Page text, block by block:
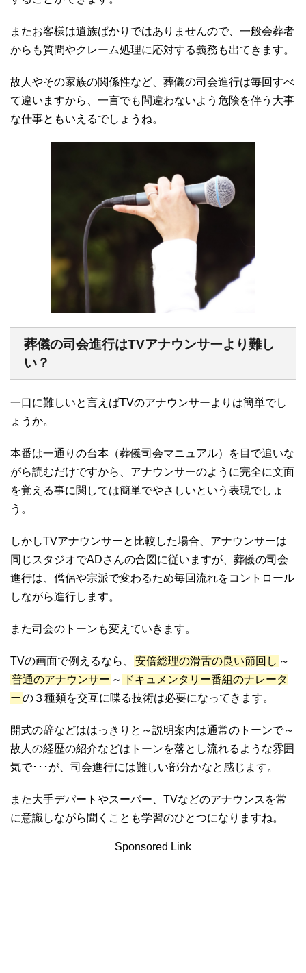
またお客様は遺族ばかりではありませんので、一般会葬者
からも質問やクレーム処理に応対する義務も出てきます。
故人やその家族の関係性など、葬儀の司会進行は毎回すべ
て違いますから、一言でも間違わないよう危険を伴う大事
な仕事ともいえるでしょうね。
葬儀の司会進行はTVアナウンサーより難し
い？
一口に難しいと言えばTVのアナウンサーよりは簡単でし
ょうか。
本番は一通りの台本（葬儀司会マニュアル）を目で追いな
がら読むだけですから、アナウンサーのように完全に文面
を覚える事に関しては簡単でやさしいという表現でしょ
う。
しかしTVアナウンサーと比較した場合、アナウンサーは
同じスタジオでADさんの合図に従いますが、葬儀の司会
進行は、僧侶や宗派で変わるため毎回流れをコントロール
しながら進行します。
また司会のトーンも変えていきます。
TVの画面で例えるなら、 安倍総理の滑舌の良い節回し ～
普通のアナウンサー ～ ドキュメンタリー番組のナレータ
ーの３種類を交互に喋る技術は必要になってきます。
開式の辞などははっきりと～説明案内は通常のトーンで～
故人の経歴の紹介などはトーンを落とし流れるような雰囲
気で･･･が、司会進行には難しい部分かなと感じます。
また大手デパートやスーパー、TVなどのアナウンスを常
に意識しながら聞くことも学習のひとつになりますね。
Sponsored Link